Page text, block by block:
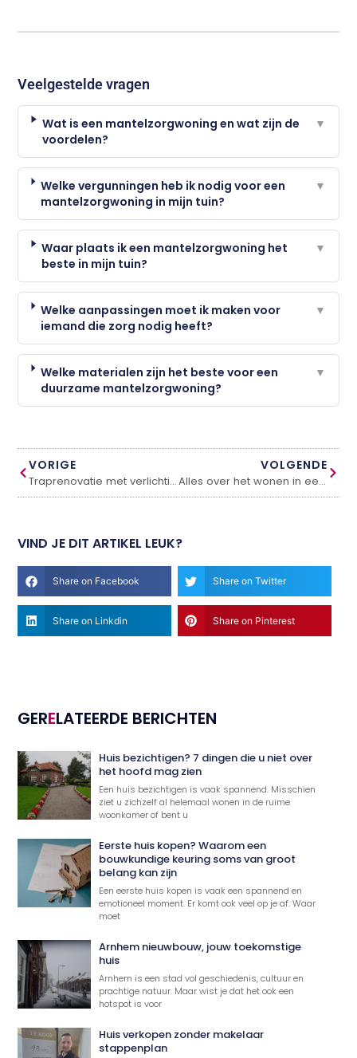
Veelgestelde vragen
Wat is een mantelzorgwoning en wat zijn de
voordelen?
▼
Welke vergunningen heb ik nodig voor een
mantelzorgwoning in mijn tuin?
▼
Waar plaats ik een mantelzorgwoning het
beste in mijn tuin?
▼
Welke aanpassingen moet ik maken voor
iemand die zorg nodig heeft?
▼
Welke materialen zijn het beste voor een
duurzame mantelzorgwoning?
▼
VORIGE
Traprenovatie met verlichting
VOLGENDE
Alles over het wonen in een Tiny House
VIND JE DIT ARTIKEL LEUK?
Share on Facebook Share on Twitter
Share on Linkdin Share on Pinterest
GERELATEERDE BERICHTEN
Huis bezichtigen? 7 dingen die u niet over
het hoofd mag zien
Een huis bezichtigen is vaak spannend. Misschien
ziet u zichzelf al helemaal wonen in de ruime
woonkamer of bent u
Eerste huis kopen? Waarom een
bouwkundige keuring soms van groot
belang kan zijn
Een eerste huis kopen is vaak een spannend en
emotioneel moment. Er komt ook veel op je af. Waar
moet
Arnhem nieuwbouw, jouw toekomstige
huis
Arnhem is een stad vol geschiedenis, cultuur en
prachtige natuur. Maar wist je dat het ook een
hotspot is voor
Huis verkopen zonder makelaar
stappenplan